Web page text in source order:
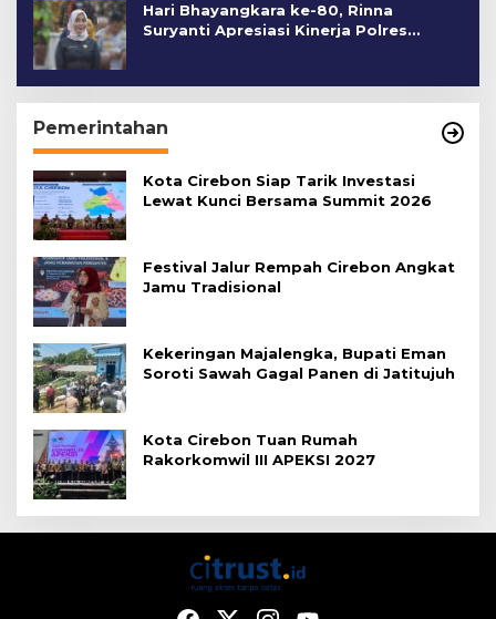
Hari Bhayangkara ke-80, Rinna
Suryanti Apresiasi Kinerja Polres
Pemerintahan
Kota Cirebon Siap Tarik Investasi
Lewat Kunci Bersama Summit 2026
Festival Jalur Rempah Cirebon Angkat
Jamu Tradisional
Kekeringan Majalengka, Bupati Eman
Soroti Sawah Gagal Panen di Jatitujuh
Kota Cirebon Tuan Rumah
Rakorkomwil III APEKSI 2027